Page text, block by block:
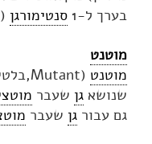
בערך ל-1 סנטימורגן (1cM).
מוטנט
מוטנט (Mutant,בלטינית: מוטר-לשנות)
שנושא גן שעבר
גם עבור גן שעבר